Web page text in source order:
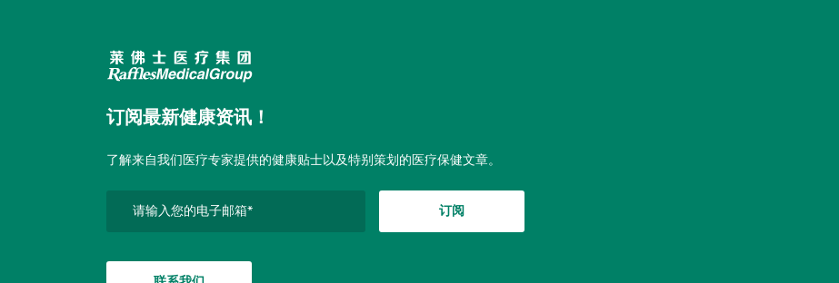
订阅最新健康资讯！
了解来自我们医疗专家提供的健康贴士以及特别策划的医疗保健文章。
订阅